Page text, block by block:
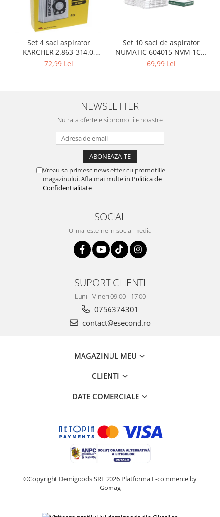
Cosmetice si produse ingrijire
personala
Igiena dentara
Jucarii, Copii & Bebe
Camera copilului
Hrana bebelusi
Jucarii si Jocuri
Accesorii animale de companie
Castroane si adapatori animale
Igiena animale de companie
Mobila si transport animale de
Desktop PC & Monitoare
Retelistica & Supraveghere
Servere, Componente & UPS
Sport & Activitati in aer liber
Accesorii antrenament
Sporturi acvatice
Sporturi de interior
Audio HI-FI & Profesionale
Set 4 saci aspirator
KARCHER 2.863-314.0,
compatibil cu WD, KWD, SE
72,99 Lei
Set 10 saci de aspirator
NUMATIC 604015 NVM-1CH,
9L
69,99 Lei
NEWSLETTER
Nu rata ofertele si promotiile noastre
Vreau sa primesc newsletter cu promotiile
magazinului. Afla mai multe in Politica de
Confidentialitate
SOCIAL
Urmareste-ne in social media
SUPORT CLIENTI
Luni - Vineri 09:00 - 17:00
0756374301
contact@esecond.ro
MAGAZINUL MEU
CLIENTI
DATE COMERCIALE
©Copyright Demigoods SRL 2026 Platforma E-commerce by
Gomag